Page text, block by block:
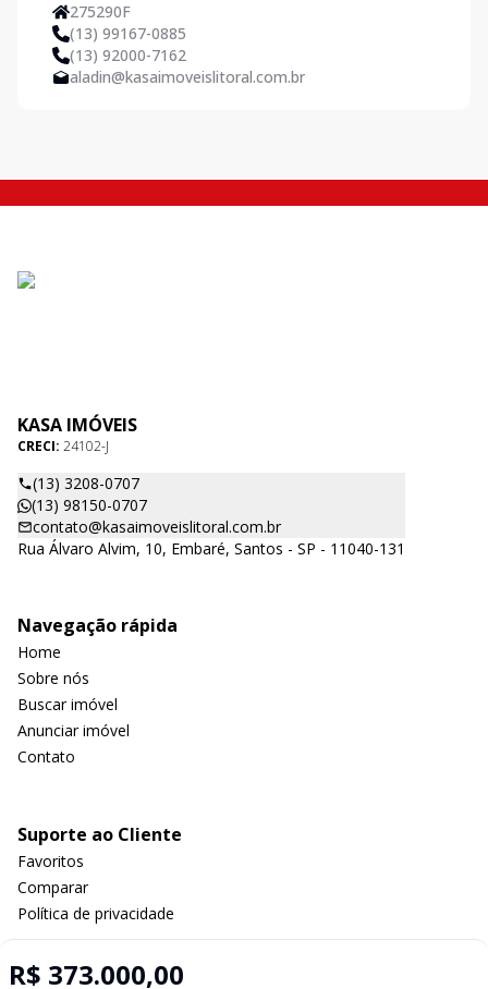
275290F
(13) 99167-0885
(13) 92000-7162
aladin@kasaimoveislitoral.com.br
R$ 373.000,00
KASA IMÓVEIS
CRECI: 24102-J
(13) 3208-0707
(13) 98150-0707
contato@kasaimoveislitoral.com.br
Rua Álvaro Alvim, 10, Embaré, Santos - SP - 11040-131
Navegação rápida
Home
Sobre nós
Buscar imóvel
Anunciar imóvel
Contato
Suporte ao Cliente
Favoritos
Comparar
Política de privacidade